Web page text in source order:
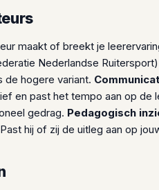
maakt of breekt je
Nederlandse
de hogere variant.
en past het tempo aan op de
gedrag. Pedagogisch
hij of zij de uitleg aan op